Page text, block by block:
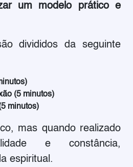
um modelo prático e
divididos da seguinte
(5 minutos)
minutos)
mas quando realizado
e constância,
espiritual.